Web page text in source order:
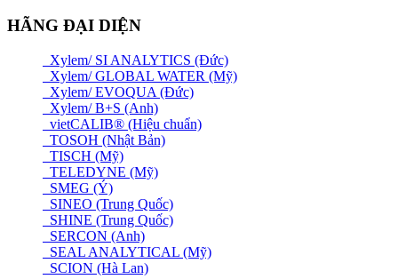
HÃNG ĐẠI DIỆN
Xylem/ SI ANALYTICS (Đức)
Xylem/ GLOBAL WATER (Mỹ)
Xylem/ EVOQUA (Đức)
Xylem/ B+S (Anh)
vietCALIB® (Hiệu chuẩn)
TOSOH (Nhật Bản)
TISCH (Mỹ)
TELEDYNE (Mỹ)
SMEG (Ý)
SINEO (Trung Quốc)
SHINE (Trung Quốc)
SERCON (Anh)
SEAL ANALYTICAL (Mỹ)
SCION (Hà Lan)